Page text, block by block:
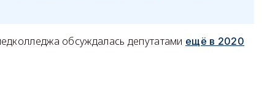
обсуждалась депутатами ещё в 2020